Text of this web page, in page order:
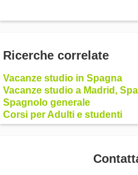
Ricerche correlate
Vacanze studio in Spagna
Vacanze studio a Madrid,
Spagnolo generale
Corsi per Adulti e studenti